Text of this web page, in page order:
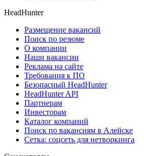
HeadHunter
Размещение вакансий
Поиск по резюме
О компании
Наши вакансии
Реклама на сайте
Требования к ПО
Безопасный HeadHunter
HeadHunter API
Партнерам
Инвесторам
Каталог компаний
Поиск по вакансиям в Алейске
Сетка: соцсеть для нетворкинга